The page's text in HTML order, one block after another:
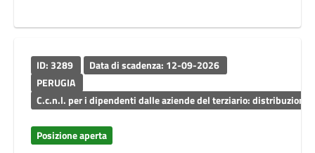
ID: 3289
Data di scadenza: 12-09-2026
PERUGIA
C.c.n.l. per i dipendenti dalle aziende del terziario: distribuzione
Posizione aperta